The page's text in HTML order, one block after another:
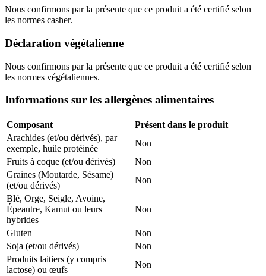
Nous confirmons par la présente que ce produit a été certifié selon
les normes casher.
Déclaration végétalienne
Nous confirmons par la présente que ce produit a été certifié selon
les normes végétaliennes.
Informations sur les allergènes alimentaires
Composant
Présent dans le produit
Arachides (et/ou dérivés), par
exemple, huile protéinée
Non
Fruits à coque (et/ou dérivés)
Non
Graines (Moutarde, Sésame)
(et/ou dérivés)
Non
Blé, Orge, Seigle, Avoine,
Épeautre, Kamut ou leurs
hybrides
Non
Gluten
Non
Soja (et/ou dérivés)
Non
Produits laitiers (y compris
lactose) ou œufs
Non